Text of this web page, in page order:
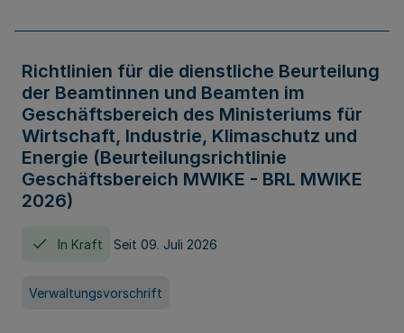
Richtlinien für die dienstliche Beurteilung
der Beamtinnen und Beamten im
Geschäftsbereich des Ministeriums für
Wirtschaft, Industrie, Klimaschutz und
Energie (Beurteilungsrichtlinie
Geschäftsbereich MWIKE - BRL MWIKE
2026)
In Kraft Seit 09. Juli 2026
Verwaltungsvorschrift